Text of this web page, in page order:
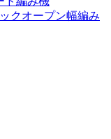
クオープン幅編み